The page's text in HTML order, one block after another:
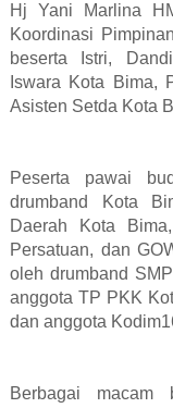
Hj Yani Marlina
Koordinasi
beserta Istri,
Iswara Kota Bima,
Asisten Setda Kota
Peserta pawai
drumband Kota
Daerah Kota
Persatuan, dan
oleh drumband
anggota TP PKK
dan anggota
Berbagai macam